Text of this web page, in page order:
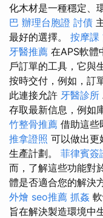
化木材是一種穩定、
巴 辦理台胞證 討債
最好的選擇。 按摩課
牙醫推薦 在APS軟體
戶訂單的工具，它與
按時交付，例如，訂
此連接允許 牙醫診所
存取最新信息，例如
竹整骨推薦 借助這些
推拿證照 可以做出更
生產計劃。 菲律賓簽
而，了解這些功能對
體是否適合您的解決
外燴 seo推薦 抓姦
旨在解決製造環境中